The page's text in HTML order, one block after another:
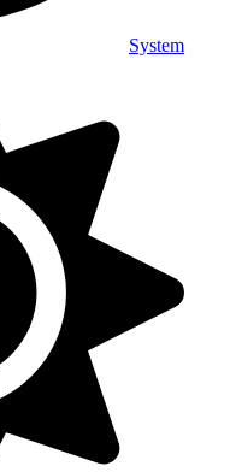
System